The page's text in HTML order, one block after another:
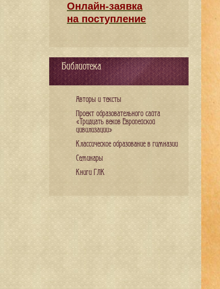
Онлайн-заявка
на поступление
Библиотека
Авторы и тексты
Проект образовательного сайта
«Тридцать веков Европейской
цивилизации»
Классическое образование в гимназии
Семинары
Книги ГЛК